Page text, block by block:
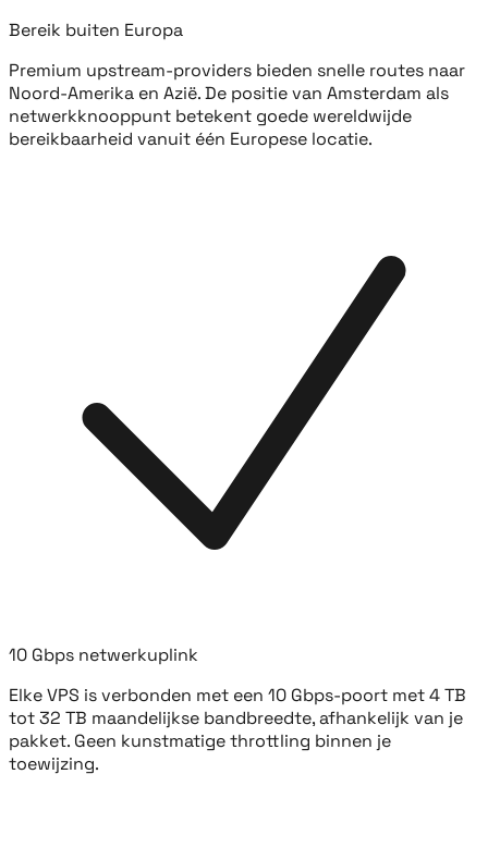
Bereik buiten Europa
Premium upstream-providers bieden snelle routes naar
Noord-Amerika en Azië. De positie van Amsterdam als
netwerkknooppunt betekent goede wereldwijde
bereikbaarheid vanuit één Europese locatie.
10 Gbps netwerkuplink
Elke VPS is verbonden met een 10 Gbps-poort met 4 TB
tot 32 TB maandelijkse bandbreedte, afhankelijk van je
pakket. Geen kunstmatige throttling binnen je
toewijzing.